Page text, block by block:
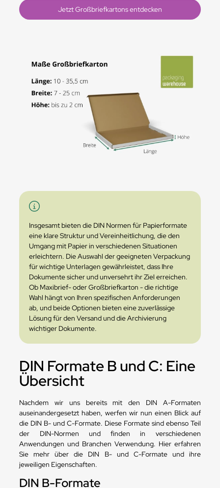
Jetzt Großbriefkartons entdecken
Insgesamt bieten die DIN Normen für Papierformate
eine klare Struktur und Vereinheitlichung, die den
Umgang mit Papier in verschiedenen Situationen
erleichtern. Die Auswahl der geeigneten Verpackung
für wichtige Unterlagen gewährleistet, dass Ihre
Dokumente sicher und unversehrt ihr Ziel erreichen.
Ob Maxibrief- oder Großbriefkarton - die richtige
Wahl hängt von Ihren spezifischen Anforderungen
ab, und beide Optionen bieten eine zuverlässige
Lösung für den Versand und die Archivierung
wichtiger Dokumente.
DIN Formate B und C: Eine
Übersicht
Nachdem wir uns bereits mit den DIN A-Formaten
auseinandergesetzt haben, werfen wir nun einen Blick auf
die DIN B- und C-Formate. Diese Formate sind ebenso Teil
der DIN-Normen und finden in verschiedenen
Anwendungen und Branchen Verwendung. Hier erfahren
Sie mehr über die DIN B- und C-Formate und ihre
jeweiligen Eigenschaften.
DIN B-Formate